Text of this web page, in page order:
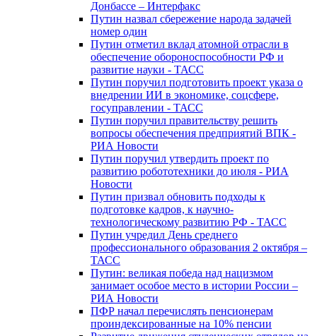
Донбассе – Интерфакс
Путин назвал сбережение народа задачей
номер один
Путин отметил вклад атомной отрасли в
обеспечение обороноспособности РФ и
развитие науки - ТАСС
Путин поручил подготовить проект указа о
внедрении ИИ в экономике, соцсфере,
госуправлении - ТАСС
Путин поручил правительству решить
вопросы обеспечения предприятий ВПК -
РИА Новости
Путин поручил утвердить проект по
развитию робототехники до июля - РИА
Новости
Путин призвал обновить подходы к
подготовке кадров, к научно-
технологическому развитию РФ - ТАСС
Путин учредил День среднего
профессионального образования 2 октября –
ТАСС
Путин: великая победа над нацизмом
занимает особое место в истории России –
РИА Новости
ПФР начал перечислять пенсионерам
проиндексированные на 10% пенсии